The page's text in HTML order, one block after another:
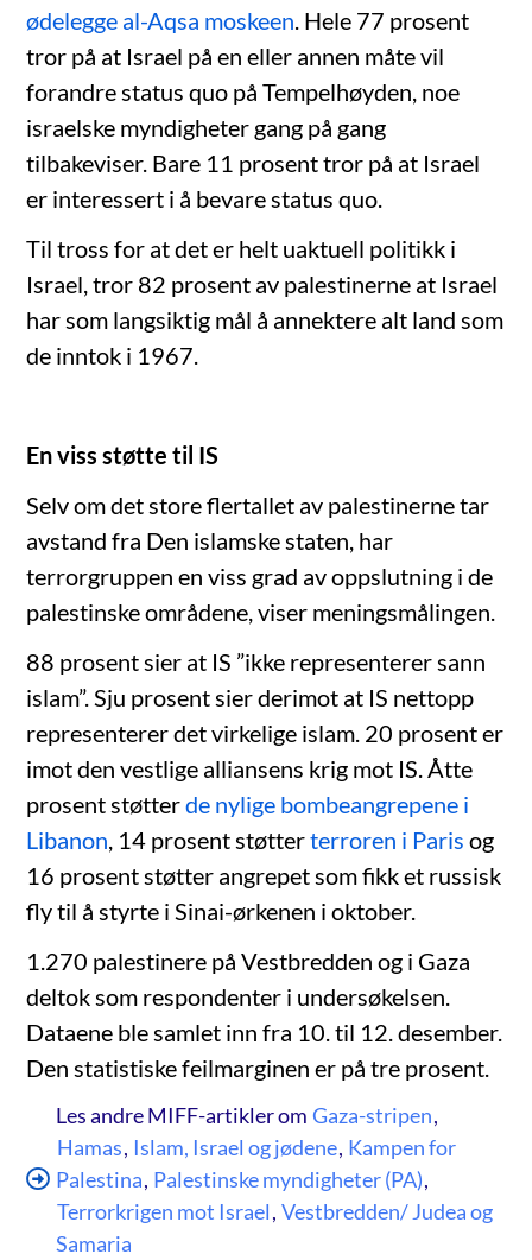
ødelegge al-Aqsa moskeen . Hele 77 prosent
tror på at Israel på en eller annen måte vil
forandre status quo på Tempelhøyden, noe
israelske myndigheter gang på gang
tilbakeviser. Bare 11 prosent tror på at Israel
er interessert i å bevare status quo.
Til tross for at det er helt uaktuell politikk i
Israel, tror 82 prosent av palestinerne at Israel
har som langsiktig mål å annektere alt land som
de inntok i 1967.
En viss støtte til IS
Selv om det store flertallet av palestinerne tar
avstand fra Den islamske staten, har
terrorgruppen en viss grad av oppslutning i de
palestinske områdene, viser meningsmålingen.
88 prosent sier at IS ”ikke representerer sann
islam”. Sju prosent sier derimot at IS nettopp
representerer det virkelige islam. 20 prosent er
imot den vestlige alliansens krig mot IS. Åtte
prosent støtterde nylige bombeangrepene i
Libanon , 14 prosent støtterterroren i Paris og
16 prosent støtter angrepet som fikk et russisk
fly til å styrte i Sinai-ørkenen i oktober.
1.270 palestinere på Vestbredden og i Gaza
deltok som respondenter i undersøkelsen.
Dataene ble samlet inn fra 10. til 12. desember.
Den statistiske feilmarginen er på tre prosent.
Les andre MIFF-artikler om Gaza-stripen,
Hamas, Islam, Israel og jødene, Kampen for
Palestina, Palestinske myndigheter (PA),
Terrorkrigen mot Israel, Vestbredden/ Judea og
Samaria